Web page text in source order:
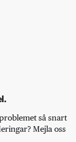
så snart
Mejla oss